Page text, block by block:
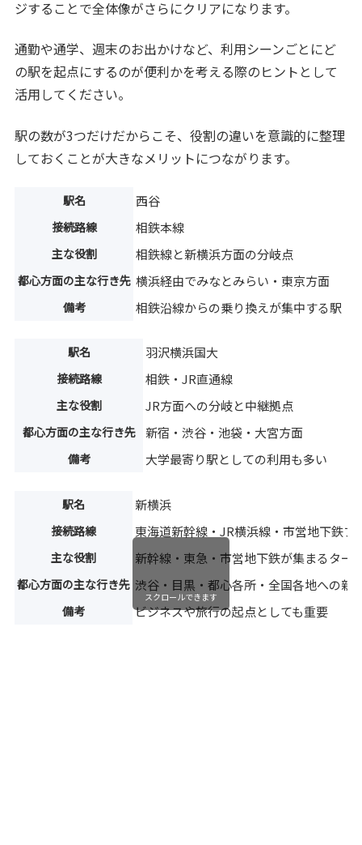
ジすることで全体像がさらにクリアになります。
通勤や通学、週末のお出かけなど、利用シーンごとにど
の駅を起点にするのが便利かを考える際のヒントとして
活用してください。
駅の数が3つだけだからこそ、役割の違いを意識的に整理
しておくことが大きなメリットにつながります。
駅名 西谷
接続路線 相鉄本線
主な役割 相鉄線と新横浜方面の分岐点
都心方面の主な行き先 横浜経由でみなとみらい・東京方面
備考 相鉄沿線からの乗り換えが集中する駅
駅名 羽沢横浜国大
接続路線 相鉄・JR直通線
主な役割 JR方面への分岐と中継拠点
都心方面の主な行き先 新宿・渋谷・池袋・大宮方面
備考 大学最寄り駅としての利用も多い
駅名 新横浜
接続路線 東海道新幹線・JR横浜線・市営地下鉄
主な役割 新幹線・東急・市営地下鉄が集まるター
都心方面の主な行き先 渋谷・目黒・都心各所・全国各地への新
備考 ビジネスや旅行の起点としても重要
スクロールできます